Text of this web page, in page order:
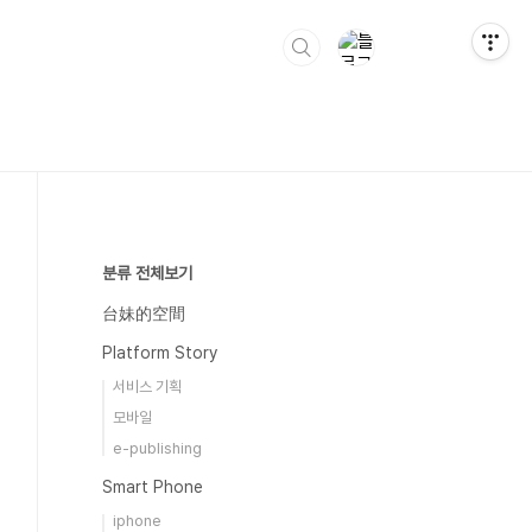
분류 전체보기
台妹的空間
Platform Story
서비스 기획
모바일
e-publishing
Smart Phone
iphone